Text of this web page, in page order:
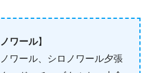
ワール】
ワール、シロノワール夕張